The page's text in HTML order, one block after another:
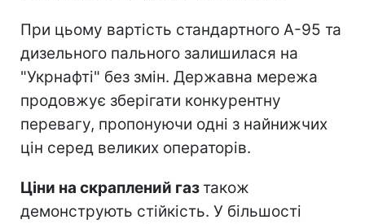
При цьому вартість стандартного А-95 та
дизельного пального залишилася на
"Укрнафті" без змін. Державна мережа
продовжує зберігати конкурентну
перевагу, пропонуючи одні з найнижчих
цін серед великих операторів.
Ціни на скраплений газтакож
демонструють стійкість. У більшості